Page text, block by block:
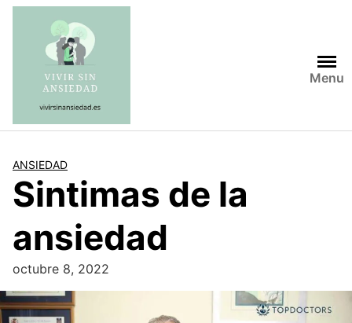
Saltar
contenido
Menu
ANSIEDAD
Sintimas de la
ansiedad
octubre 8, 2022